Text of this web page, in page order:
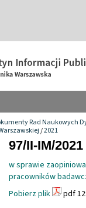
Rad Naukowych
/2021
97/II-IM/2021
w sprawie
pracowników
Pobierz plik
pdf